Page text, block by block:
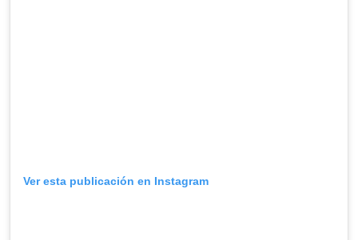
Ver esta publicación en Instagram